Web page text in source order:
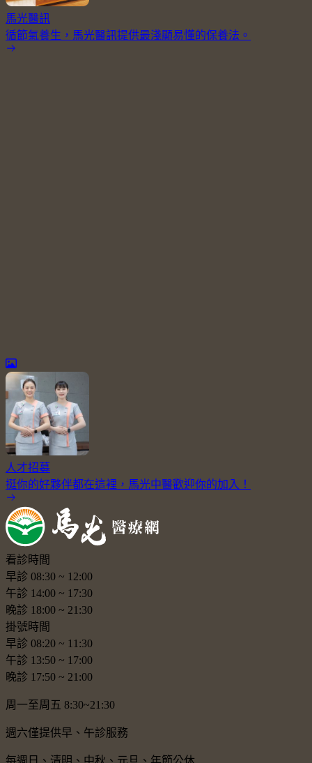
馬光醫訊
循節氣養生，馬光醫訊提供最淺顯易懂的保養法。
人才招募
挺你的好夥伴都在這裡，馬光中醫歡迎你的加入！
看診時間
早診 08:30 ~ 12:00
午診 14:00 ~ 17:30
晚診 18:00 ~ 21:30
掛號時間
早診 08:20 ~ 11:30
午診 13:50 ~ 17:00
晚診 17:50 ~ 21:00
周一至周五 8:30~21:30
週六僅提供早、午診服務
每週日、清明、中秋、元旦、年節公休